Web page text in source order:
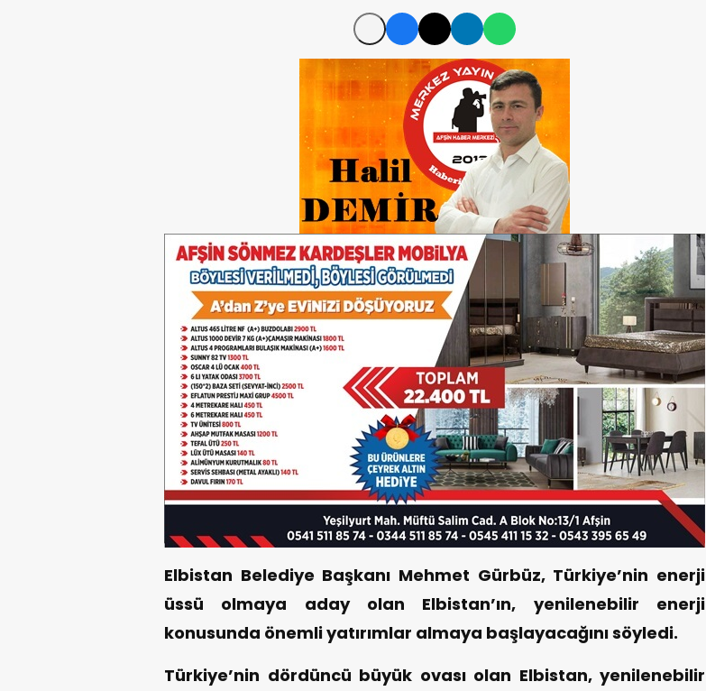
Elbistan Belediye Başkanı Mehmet Gürbüz, Türkiye’nin enerji
üssü olmaya aday olan Elbistan’ın, yenilenebilir enerji
konusunda önemli yatırımlar almaya başlayacağını söyledi.
Türkiye’nin dördüncü büyük ovası olan Elbistan, yenilenebilir